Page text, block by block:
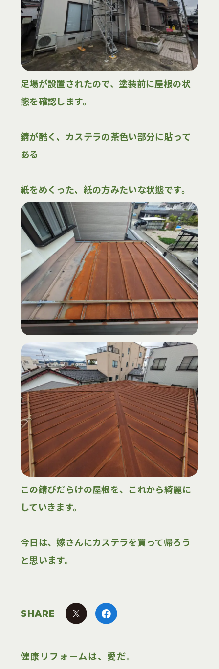
ボンド・ベースとは
サービス
健康リフォーム
各種リフォーム
お客様の声
足場が設置されたので、塗装前に屋根の状
態を確認します。
錆が酷く、カステラの茶色い部分に貼って
ある
紙をめくった、紙の方みたいな状態です。
この錆びだらけの屋根を、これから綺麗に
していきます。
今日は、嫁さんにカステラを買って帰ろう
と思います。
SHARE
健康リフォームは、愛だ。